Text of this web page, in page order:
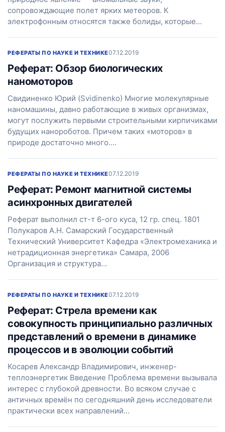
сопровождающие полет ярких метеоров. К
электрофонным относятся также болиды, которые…
РЕФЕРАТЫ ПО НАУКЕ И ТЕХНИКЕ07.12.2019
Реферат: Обзор биологических
наномоторов
Свидиненко Юрий (Svidinenko) Многие молекулярные
наномашины, давно работающие в живых организмах,
могут послужить первыми строительными кирпичиками
будущих нанороботов. Причем таких «моторов» в
природе достаточно много.…
РЕФЕРАТЫ ПО НАУКЕ И ТЕХНИКЕ07.12.2019
Реферат: Ремонт магнитной системы
асинхронных двигателей
Реферат выполнил ст-т 6-ого куса, 12 гр. спец. 1801
Полукаров А.Н. Самарский Государственный
Технический Университет Кафедра «Электромеханика и
нетрадиционная энергетика» Самара, 2006
Организация и структура…
РЕФЕРАТЫ ПО НАУКЕ И ТЕХНИКЕ07.12.2019
Реферат: Стрела времени как
совокупность принципиально различных
представлений о времени в динамике
процессов и в эволюции событий
Косарев Александр Владимирович, инженер-
теплоэнергетик Введение Проблема времени вызывала
интерес с глубокой древности. Во всяком случае с
античных времён по сегодняшний день исследователи
практически всех направлений…